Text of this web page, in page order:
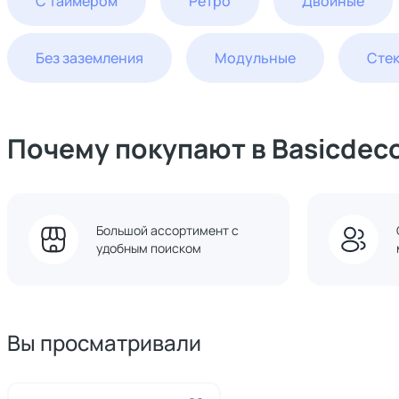
Без заземления Модульные
Почему покупают в
Большой ассортимент с
удобным поиском
Вы просматривали